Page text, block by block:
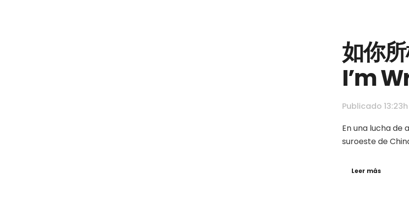
如你
I’m
Publicado 13:23h
En una lucha de
suroeste de
Leer más